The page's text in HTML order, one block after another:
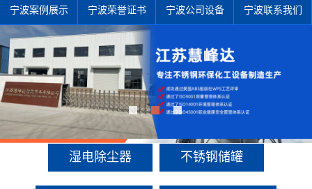
宁波案例展示 宁波荣誉证书 宁波公司设备 宁波联系我们
产品中心
多年来诚信服务每一位客户，以至诚用心，缔造优良品质。
湿电除尘器 不锈钢储罐